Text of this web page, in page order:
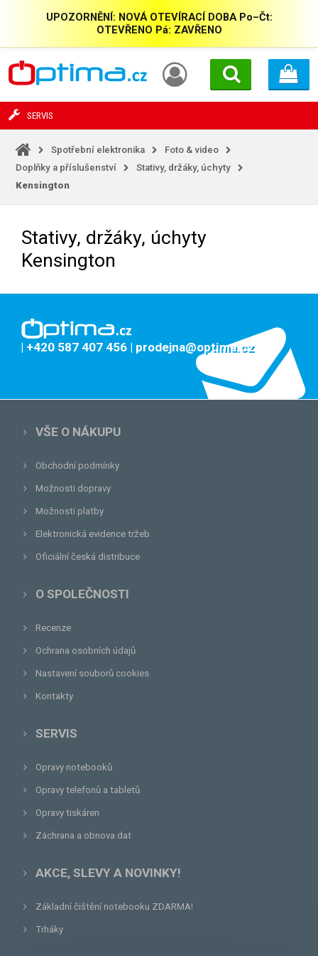
UPOZORNĚNÍ: NOVÁ OTEVÍRACÍ DOBA Po–Čt:
OTEVŘENO Pá: ZAVŘENO
SERVIS
Spotřební elektronika
Foto & video
Doplňky a příslušenství
Stativy, držáky, úchyty
Kensington
Stativy, držáky, úchyty
Kensington
| +420 587 407 456 | prodejna@optima.cz
VŠE O NÁKUPU
Obchodní podmínky
Možnosti dopravy
Možnosti platby
Elektronická evidence tržeb
Oficiální česká distribuce
O SPOLEČNOSTI
Recenze
Ochrana osobních údajů
Nastavení souborů cookies
Kontakty
SERVIS
Opravy notebooků
Opravy telefonů a tabletů
Opravy tiskáren
Záchrana a obnova dat
AKCE, SLEVY A NOVINKY!
Základní čištění notebooku ZDARMA!
Trháky